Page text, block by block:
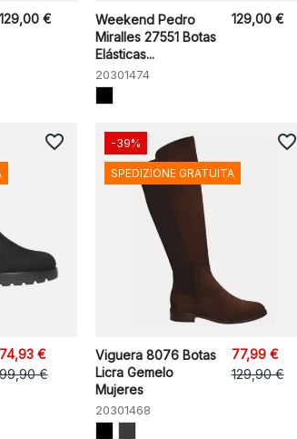
129,00 €
Weekend Pedro
Miralles 27551 Botas
Elásticas...
20301474
129,00 €
74,93 €
€
favorite_border
Viguera 8076 Botas
Licra Gemelo
Mujeres
20301468
77,99 €
129,90 €
-39%
SPEDIZIONE GRATUITA
favorite_border